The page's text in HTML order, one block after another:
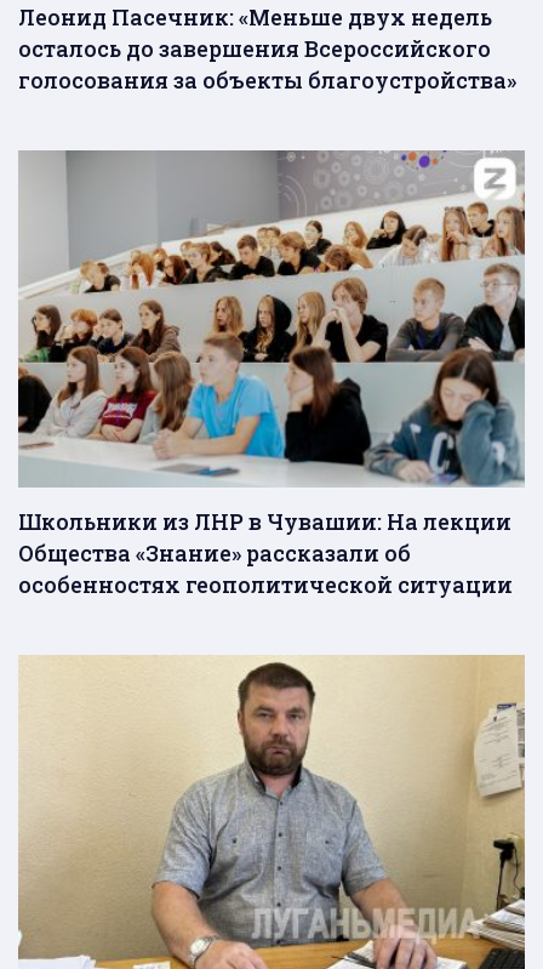
Леонид Пасечник: «Меньше двух недель
осталось до завершения Всероссийского
голосования за объекты благоустройства»
Школьники из ЛНР в Чувашии: На лекции
Общества «Знание» рассказали об
особенностях геополитической ситуации